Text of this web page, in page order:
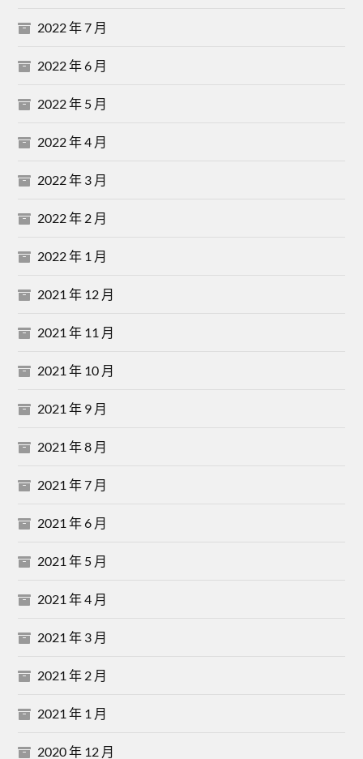
2022 年 7 月
2022 年 6 月
2022 年 5 月
2022 年 4 月
2022 年 3 月
2022 年 2 月
2022 年 1 月
2021 年 12 月
2021 年 11 月
2021 年 10 月
2021 年 9 月
2021 年 8 月
2021 年 7 月
2021 年 6 月
2021 年 5 月
2021 年 4 月
2021 年 3 月
2021 年 2 月
2021 年 1 月
2020 年 12 月